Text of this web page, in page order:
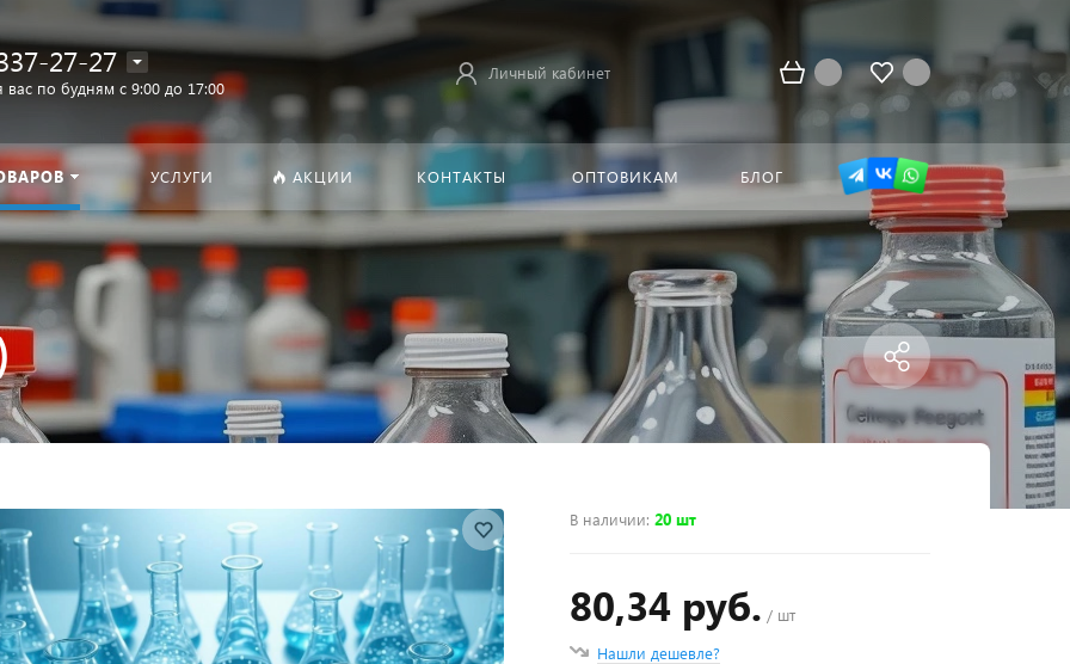
27-27
вас по будням с 9:00 до 17:00
Личный кабинет
УСЛУГИ АКЦИИ КОНТАКТЫ ОПТОВИКАМ БЛОГ
В наличии:20 шт
80,34 руб. / шт
Нашли дешевле?